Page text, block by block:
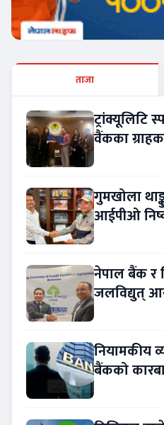
ताजा
ट्रांक्यूलिटि
वैंकका
गुमखोला
आईपीओ
नेपाल बैंक र
जलविद्युत्
नियामकीय
बैंकको